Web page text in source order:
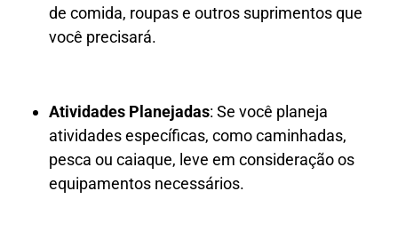
de comida, roupas e outros suprimentos que
você precisará.
Atividades Planejadas: Se você planeja
atividades específicas, como caminhadas,
pesca ou caiaque, leve em consideração os
equipamentos necessários.